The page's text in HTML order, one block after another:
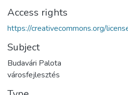
Access rights
https://creativecommons.org/
Subject
Budavári Palota
városfejlesztés